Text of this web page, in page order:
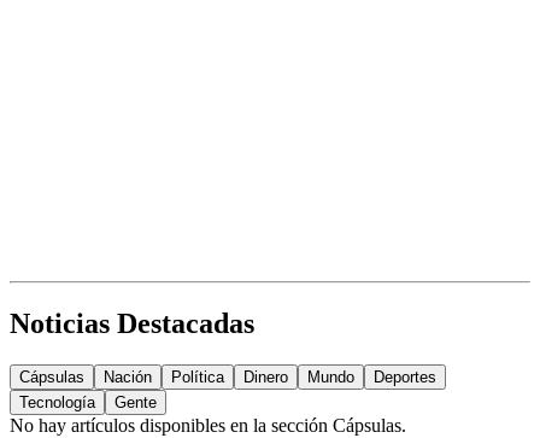
Noticias Destacadas
Cápsulas Nación Política Dinero Mundo
Deportes
Tecnología
Gente
No hay artículos disponibles en la sección Cápsulas.